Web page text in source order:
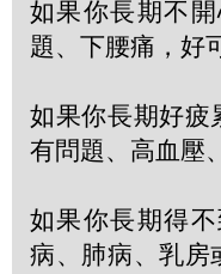
如果你長期不
題、下腰痛，好
如果你長期好疲
有問題、高血壓
如果你長期得
病、肺病、乳房